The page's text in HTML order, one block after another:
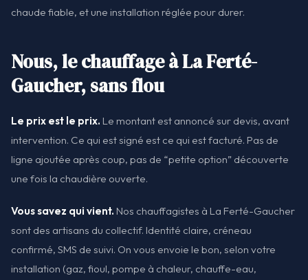
chaude fiable, et une installation réglée pour durer.
Nous, le chauffage à La Ferté-
Gaucher, sans flou
Le prix est le prix. Le montant est annoncé sur devis, avant
intervention. Ce qui est signé est ce qui est facturé. Pas de
ligne ajoutée après coup, pas de “petite option” découverte
une fois la chaudière ouverte.
Vous savez qui vient. Nos chauffagistes à La Ferté-Gaucher
sont des artisans du collectif. Identité claire, créneau
confirmé, SMS de suivi. On vous envoie le bon, selon votre
installation (gaz, fioul, pompe à chaleur, chauffe-eau,